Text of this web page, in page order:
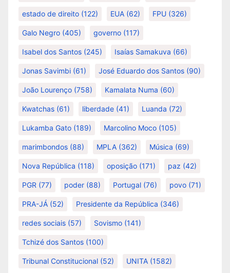
estado de direito (122) EUA (62) FPU (326)
Galo Negro (405) governo (117)
Isabel dos Santos (245) Isaías Samakuva (66)
Jonas Savimbi (61) José Eduardo dos Santos (90)
João Lourenço (758) Kamalata Numa (60)
Kwatchas (61) liberdade (41) Luanda (72)
Lukamba Gato (189) Marcolino Moco (105)
marimbondos (88) MPLA (362) Música (69)
Nova República (118) oposição (171) paz (42)
PGR (77) poder (88) Portugal (76) povo (71)
PRA-JÁ (52) Presidente da República (346)
redes sociais (57) Sovismo (141)
Tchizé dos Santos (100)
Tribunal Constitucional (52) UNITA (1582)